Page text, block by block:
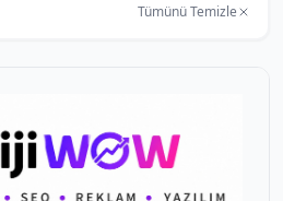
Tümünü Temizle